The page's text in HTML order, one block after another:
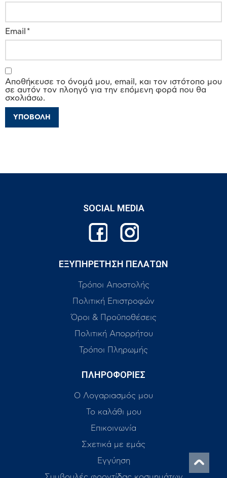
Email *
Αποθήκευσε το όνομά μου, email, και τον ιστότοπο μου
σε αυτόν τον πλοηγό για την επόμενη φορά που θα
σχολιάσω.
SOCIAL MEDIA
ΕΞΥΠΗΡΕΤΗΣΗ ΠΕΛΑΤΩΝ
Τρόποι Αποστολής
Πολιτική Επιστροφών
Όροι & Προϋποθέσεις
Πολιτική Απορρήτου
Τρόποι Πληρωμής
ΠΛΗΡΟΦΟΡΙΕΣ
Ο Λογαριασμός μου
Το καλάθι μου
Επικοινωνία
Σχετικά με εμάς
Εγγύηση